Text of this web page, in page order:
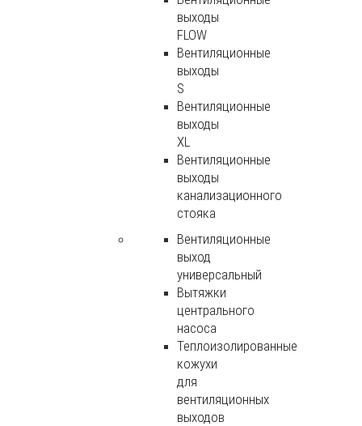
выходы
FLOW
Вентиляционные
выходы
S
Вентиляционные
выходы
XL
Вентиляционные
выходы
канализационного
стояка
Вентиляционные
выход
универсальный
Вытяжки
центрального
насоса
Теплоизолированные
кожухи
для
вентиляционных
выходов